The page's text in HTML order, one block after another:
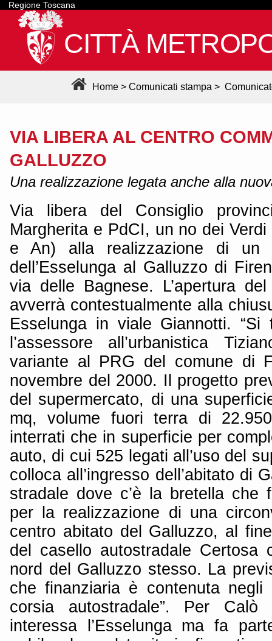
Regione Toscana
CITTÀ
Home > Comunicati stampa >
VIA LIBERA AL CENTRO
GALLUZZO
Una realizzazione legata anche alla
Via libera del Consiglio
Margherita e PdCI, un no dei
e An) alla realizzazione di un
dell’Esselunga al Galluzzo di
via delle Bagnese. L’apertura
avverrà contestualmente alla
Esselunga in viale Giannotti.
l’assessore all’urbanistica
variante al PRG del comune di
novembre del 2000. Il progetto
del supermercato, di una
mq, volume fuori terra di
interrati che in superficie per
auto, di cui 525 legati all’uso del
colloca all’ingresso dell’abitato di
stradale dove c’è la bretella che
per la realizzazione di una
centro abitato del Galluzzo, al
del casello autostradale
nord del Galluzzo stesso. La
che finanziaria è contenuta
corsia autostradale”. Per Calò
interessa l’Esselunga ma fa